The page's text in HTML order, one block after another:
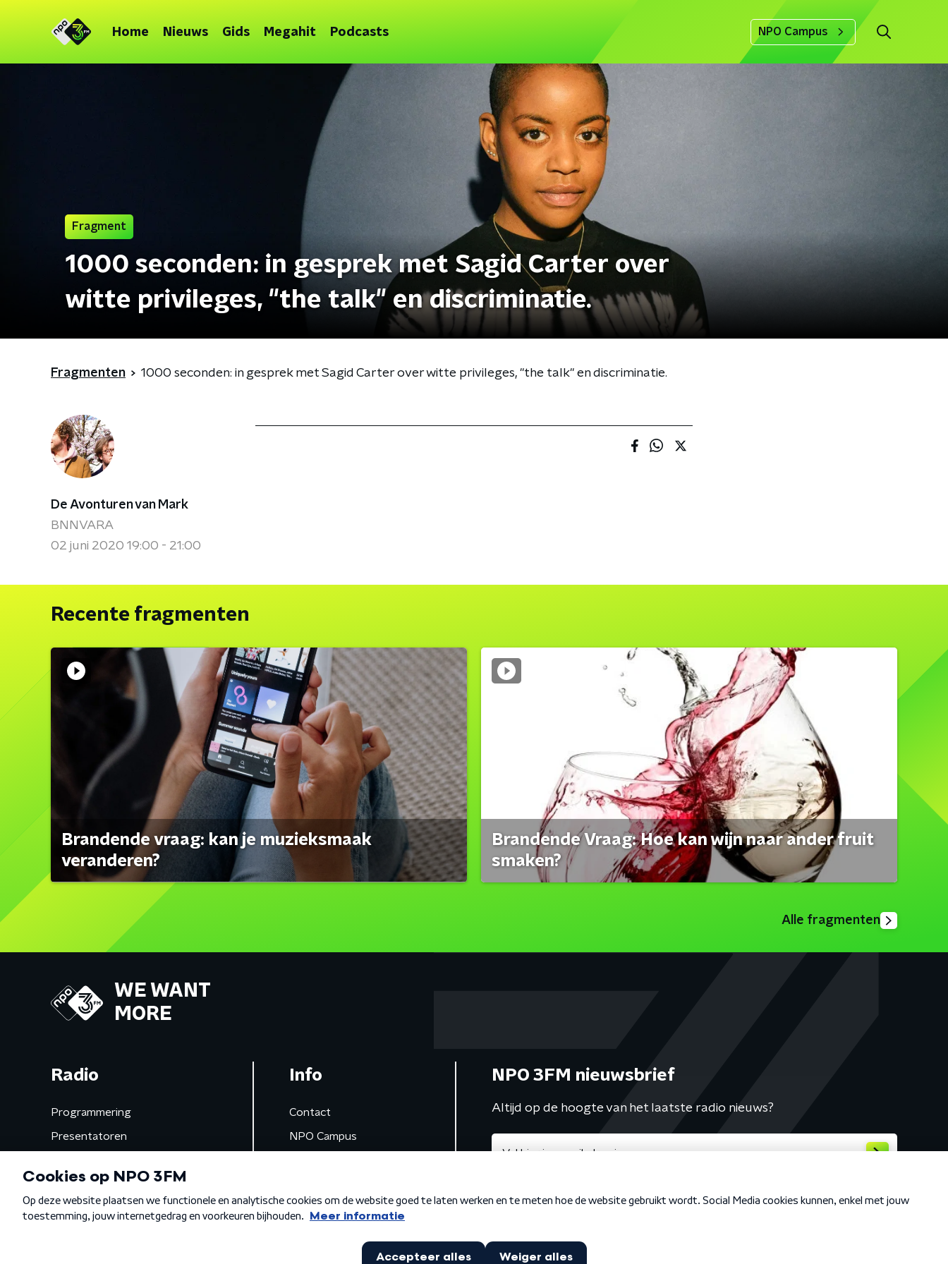
Home Nieuws Gids Megahit Podcasts NPO Campus
Fragment
1000 seconden: in gesprek met Sagid Carter over
witte privileges, "the talk" en discriminatie.
Fragmenten 1000 seconden: in gesprek met Sagid Carter over witte privileges, "the talk" en discriminatie.
De Avonturen van Mark
BNNVARA
02 juni 2020 19:00 - 21:00
Recente fragmenten
Brandende vraag: kan je muzieksmaak
veranderen?
Brandende Vraag: Hoe kan wijn naar ander fruit
smaken?
Alle fragmenten
WE WANT
MORE
Radio
Programmering
Presentatoren
Gemist
Info
Contact
NPO Campus
NPO 3FM nieuwsbrief
Altijd op de hoogte van het laatste radio nieuws?
Algemene voorwaarden Privacybeleid